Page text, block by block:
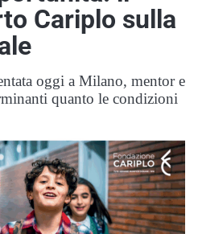
Cariplo sulla
oggi a Milano, mentor e
quanto le condizioni